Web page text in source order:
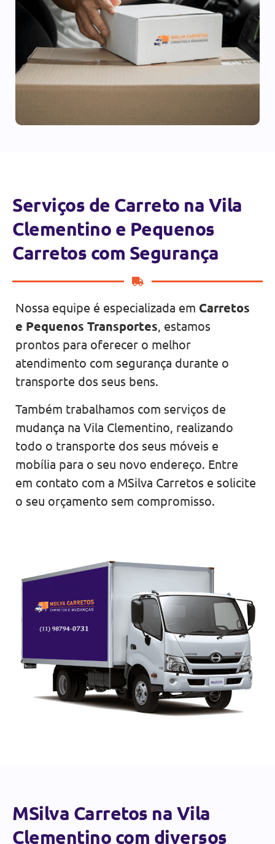
Serviços de Carreto na Vila
Clementino e Pequenos
Carretos com Segurança
Nossa equipe é especializada em Carretos
e Pequenos Transportes, estamos
prontos para oferecer o melhor
atendimento com segurança durante o
transporte dos seus bens.
Também trabalhamos com serviços de
mudança na Vila Clementino, realizando
todo o transporte dos seus móveis e
mobília para o seu novo endereço. Entre
em contato com a MSilva Carretos e solicite
o seu orçamento sem compromisso.
MSilva Carretos na Vila
Clementino com diversos